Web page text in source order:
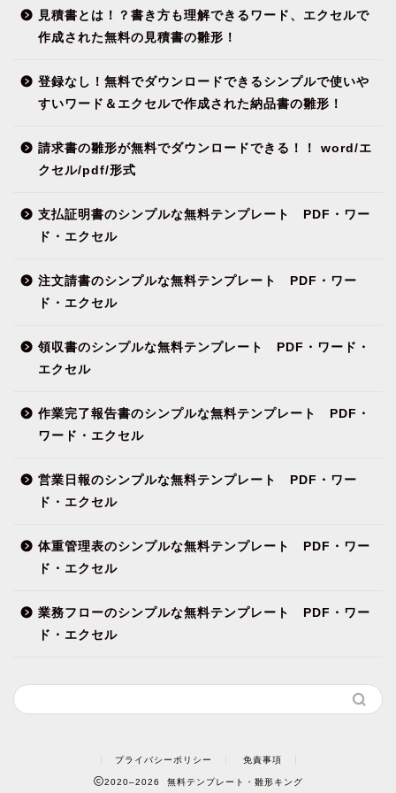
見積書とは！？書き方も理解できるワード、エクセルで
作成された無料の見積書の雛形！
登録なし！無料でダウンロードできるシンプルで使いや
すいワード＆エクセルで作成された納品書の雛形！
請求書の雛形が無料でダウンロードできる！！ word/エ
クセル/pdf/形式
支払証明書のシンプルな無料テンプレート PDF・ワー
ド・エクセル
注文請書のシンプルな無料テンプレート PDF・ワー
ド・エクセル
領収書のシンプルな無料テンプレート PDF・ワード・
エクセル
作業完了報告書のシンプルな無料テンプレート PDF・
ワード・エクセル
営業日報のシンプルな無料テンプレート PDF・ワー
ド・エクセル
体重管理表のシンプルな無料テンプレート PDF・ワー
ド・エクセル
業務フローのシンプルな無料テンプレート PDF・ワー
ド・エクセル
プライバシーポリシー 免責事項
2020–2026 無料テンプレート・雛形キング